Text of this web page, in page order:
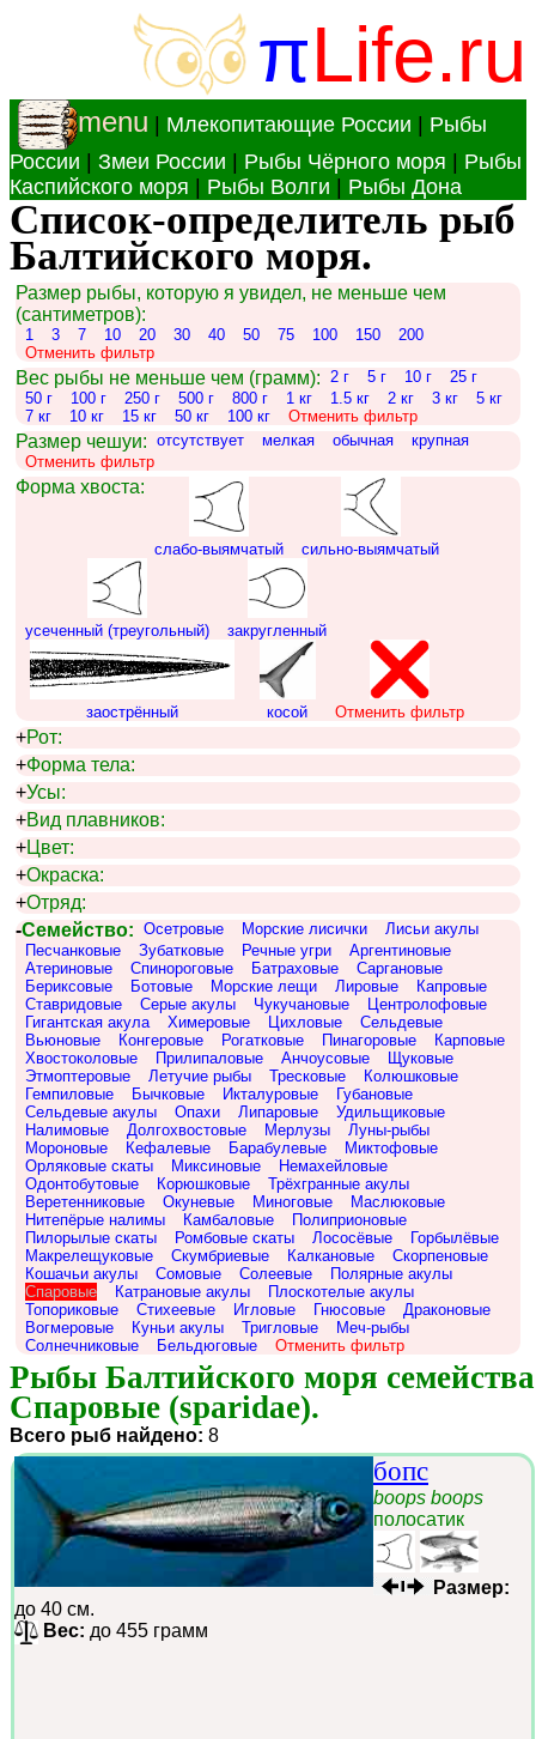
πLife.ru
menu Млекопитающие России
Рыбы
России
Змеи России Рыбы Чёрного моря
Рыбы
Каспийского моря
Рыбы Волги Рыбы Дона
Список-определитель рыб
Балтийского моря.
Размер рыбы, которую я увидел, не меньше чем
(сантиметров):
1 3 7 10 20 30 40 50 75 100 150
200
Отменить фильтр
Вес рыбы не меньше чем (грамм): 2 г 5 г 10 г
25 г
50 г
100 г 250 г 500 г 800 г 1 кг 1.5 кг 2 кг 3 кг
5 кг
7 кг
10 кг 15 кг 50 кг 100 кг Отменить фильтр
Размер чешуи: отсутствует мелкая обычная
крупная
Отменить фильтр
Форма хвоста:
слабо-выямчатый сильно-выямчатый
усеченный (треугольный) закругленный
заострённый косой Отменить фильтр
+Рот:
+Форма тела:
+Усы:
+Вид плавников:
+Цвет:
+Окраска:
+Отряд:
-Семейство: Осетровые Морские лисички
Лисьи акулы
Песчанковые
Зубатковые Речные угри
Аргентиновые
Атериновые
Спинороговые Батраховые
Саргановые
Бериксовые
Ботовые Морские лещи Лировые
Капровые
Ставридовые
Серые акулы Чукучановые
Центролофовые
Гигантская акула
Химеровые Цихловые
Сельдевые
Вьюновые
Конгеровые Рогатковые Пинагоровые
Карповые
Хвостоколовые
Прилипаловые Анчоусовые
Щуковые
Этмоптеровые
Летучие рыбы Тресковые
Колюшковые
Гемпиловые
Бычковые Икталуровые
Губановые
Сельдевые акулы
Опахи Липаровые
Удильщиковые
Налимовые
Долгохвостовые Мерлузы
Луны-рыбы
Мороновые
Кефалевые Барабулевые
Миктофовые
Орляковые скаты
Миксиновые
Немахейловые
Одонтобутовые
Корюшковые
Трёхгранные акулы
Веретенниковые
Окуневые Миноговые
Маслюковые
Нитепёрые налимы
Камбаловые
Полиприоновые
Пилорылые скаты
Ромбовые скаты Лососёвые
Горбылёвые
Макрелещуковые
Скумбриевые Калкановые
Скорпеновые
Кошачьи акулы
Сомовые Солеевые
Полярные акулы
Спаровые
Катрановые акулы
Плоскотелые акулы
Топориковые
Стихеевые Игловые Гнюсовые
Драконовые
Вогмеровые
Куньи акулы Тригловые
Меч-рыбы
Солнечниковые
Бельдюговые Отменить фильтр
Рыбы Балтийского моря семейства
Спаровые (sparidae).
Всего рыб найдено: 8
бопс
boops boops
полосатик
Размер:
до 40 см.
Вес: до 455 грамм